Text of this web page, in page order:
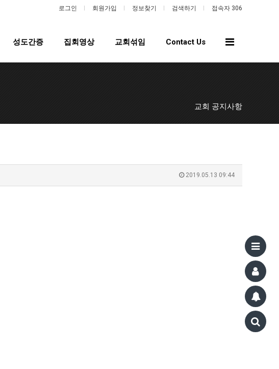
로그인 회원가입 정보찾기 검색하기 접속자 306
성도간증 집회영상 교회섞임 Contact Us
전
메
교회 공지사항
2019.05.13 09:44